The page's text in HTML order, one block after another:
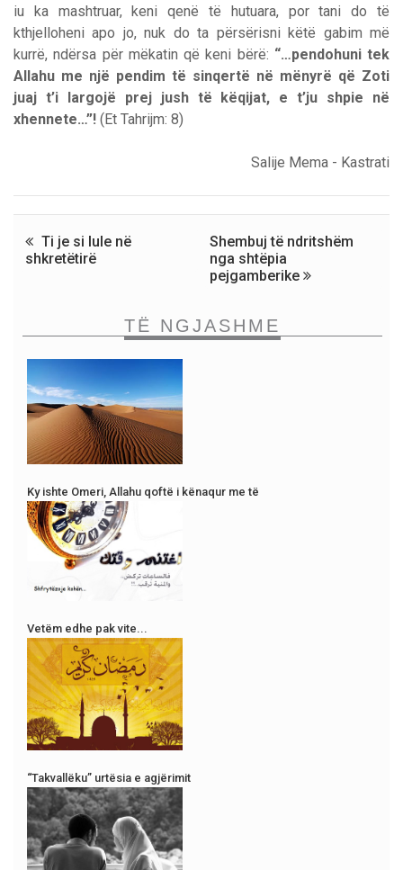
iu ka mashtruar, keni qenë të hutuara, por tani do të
kthjelloheni apo jo, nuk do ta përsërisni këtë gabim më
kurrë, ndërsa për mëkatin që keni bërë: “…pendohuni tek
Allahu me një pendim të sinqertë në mënyrë që Zoti
juaj t’i largojë prej jush të këqijat, e t’ju shpie në
xhennete…”! (Et Tahrijm: 8)
Salije Mema - Kastrati
Ti je si lule në
shkretëtirë
Shembuj të ndritshëm
nga shtëpia
pejgamberike
TË NGJASHME
Ky ishte Omeri, Allahu qoftë i kënaqur me të
Vetëm edhe pak vite...
“Takvallëku” urtësia e agjërimit